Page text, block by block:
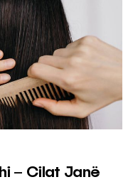
– Cilat Janë